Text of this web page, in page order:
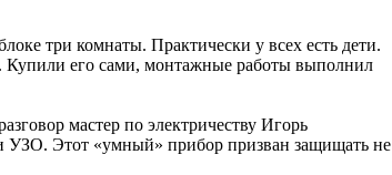
три комнаты. Практически у всех есть дети.
Купили его сами, монтажные работы выполнил
мастер по электричеству Игорь
УЗО. Этот «умный» прибор призван защищать не